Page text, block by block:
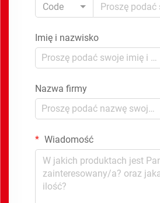
Code
Imię i nazwisko
Nazwa firmy
Wiadomość